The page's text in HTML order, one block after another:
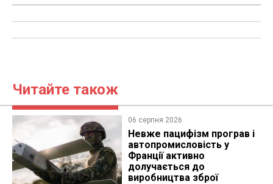
Читайте також
06 серпня 2026
Невже пацифізм програв і
автопромисловість у
Франції активно
долучається до
виробництва зброї